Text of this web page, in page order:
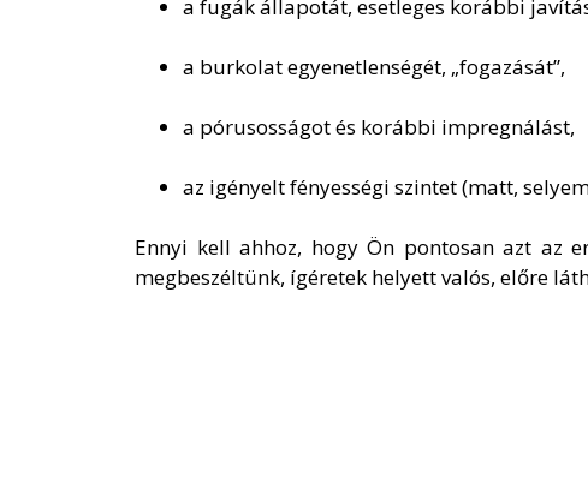
a fugák állapotát, esetleges korábbi
a burkolat egyenetlenségét, „fogazását”,
a pórusosságot és korábbi impregnálást,
az igényelt fényességi szintet (matt,
Ennyi kell ahhoz, hogy Ön pontosan azt az
megbeszéltünk, ígéretek helyett valós, előre